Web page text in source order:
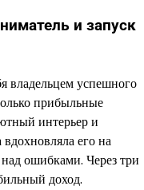
и запуск
владельцем успешного
прибыльные
интерьер и
его на
ошибками. Через три
доход.